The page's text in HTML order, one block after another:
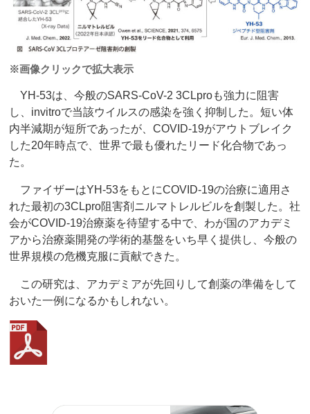
※画像クリックで拡大表示
YH-53は、今般のSARS-CoV-2 3CLproも強力に阻害
し、invitroで当該ウイルスの感染を強く抑制した。短い体
内半減期が短所であったが、COVID-19がアウトブレイク
した20年時点で、世界で最も優れたリード化合物であっ
た。
ファイザーはYH-53をもとにCOVID-19の治療に適用さ
れた最初の3CLpro阻害剤ニルマトレルビルを創製した。社
会がCOVID-19治療薬を待望する中で、わが国のアカデミ
アから治療薬開発の学術的基盤をいち早く提供し、今般の
世界規模の危機克服に貢献できた。
この研究は、アカデミアが先回りして創薬の準備をして
おいた一例になるかもしれない。